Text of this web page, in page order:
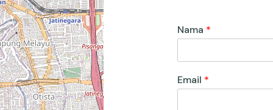
Nama *
Email *